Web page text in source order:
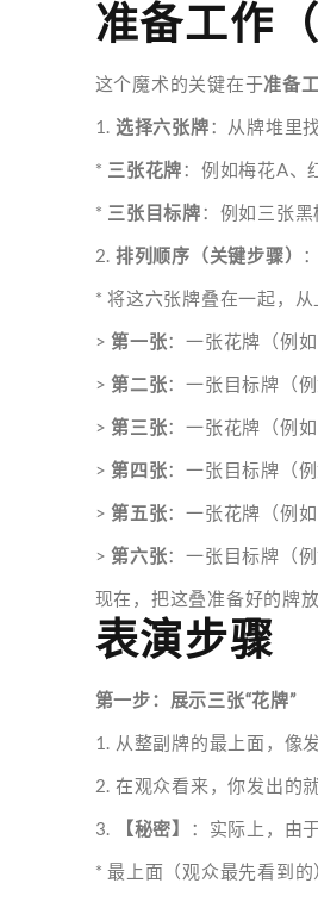
准备工作
这个魔术的关键在于准备
1. 选择六张牌：从牌堆里
* 三张花牌：例如梅花A、
* 三张目标牌：例如三张
2. 排列顺序（关键步骤） ：
* 将这六张牌叠在一起，从
> 第一张：一张花牌（例如
> 第二张：一张目标牌（
> 第三张：一张花牌（例如
> 第四张：一张目标牌（
> 第五张：一张花牌（例如
> 第六张：一张目标牌（
现在，把这叠准备好的牌
表演步骤
第一步：展示三张“花牌”
1. 从整副牌的最上面，像
2. 在观众看来，你发出的
3.
【秘密】
：实际上，由
* 最上面（观众最先看到的